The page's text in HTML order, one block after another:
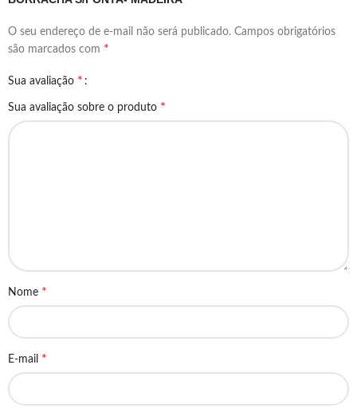
O seu endereço de e-mail não será publicado. Campos obrigatórios
são marcados com *
Sua avaliação *
Sua avaliação sobre o produto *
Nome *
E-mail *